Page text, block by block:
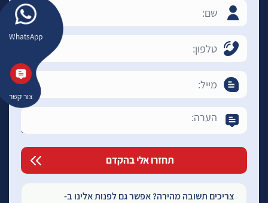
WhatsApp
צור קשר
צריכים תשובה מהירה? אפשר גם לפנות אלינו ב-